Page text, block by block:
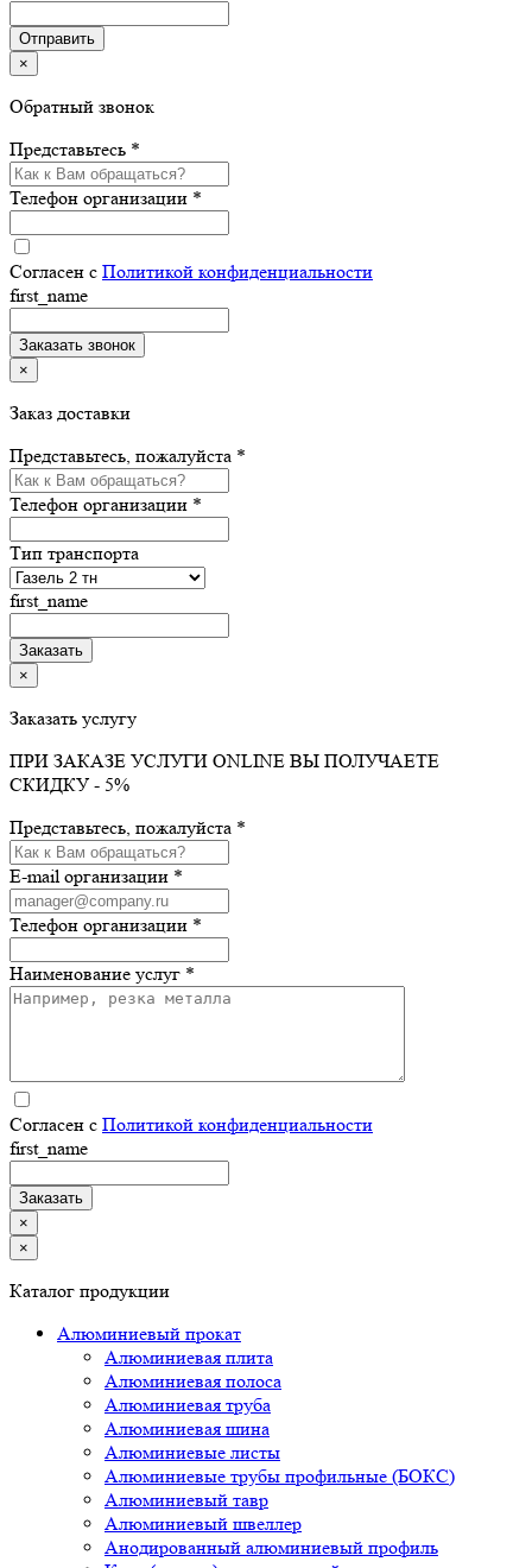
×
Обратный звонок
Представьтесь *
Телефон организации *
Согласен с Политикой конфиденциальности
first_name
×
Заказ доставки
Представьтесь, пожалуйста *
Телефон организации *
Тип транспорта
first_name
×
Заказать услугу
ПРИ ЗАКАЗЕ УСЛУГИ ONLINE ВЫ ПОЛУЧАЕТЕ
СКИДКУ - 5%
Представьтесь, пожалуйста *
E-mail организации *
Телефон организации *
Наименование услуг *
Согласен с Политикой конфиденциальности
first_name
×
×
Каталог продукции
Алюминиевый прокат
Алюминиевая плита
Алюминиевая полоса
Алюминиевая труба
Алюминиевая шина
Алюминиевые листы
Алюминиевые трубы профильные (БОКС)
Алюминиевый тавр
Алюминиевый швеллер
Анодированный алюминиевый профиль